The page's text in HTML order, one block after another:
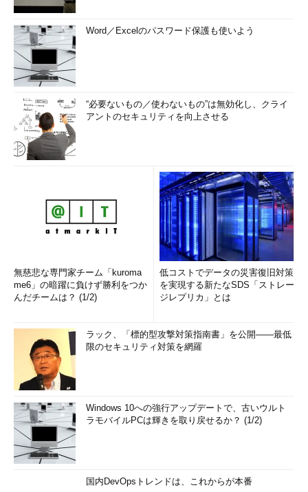
Word／Excelのパスワード保護も使いよう
“必要ないもの／使わないもの”は無効化し、クライ
アントのセキュリティを向上させる
無慈悲な専門家チーム「kuroma
me6」の暗躍に負けず勝利をつか
んだチームは？ (1/2)
低コストでデータの災害復旧対策
を実現する新たなSDS「ストレー
ジレプリカ」とは
ラック、「標的型攻撃対策指南書」を公開――最低
限のセキュリティ対策を網羅
Windows 10への強行アップデートで、古いウルト
ラモバイルPCは輝きを取り戻せるか？ (1/2)
国内DevOpsトレンドは、これからが本番